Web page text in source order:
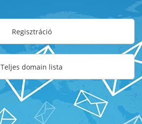
Regisztráció
Teljes domain lista